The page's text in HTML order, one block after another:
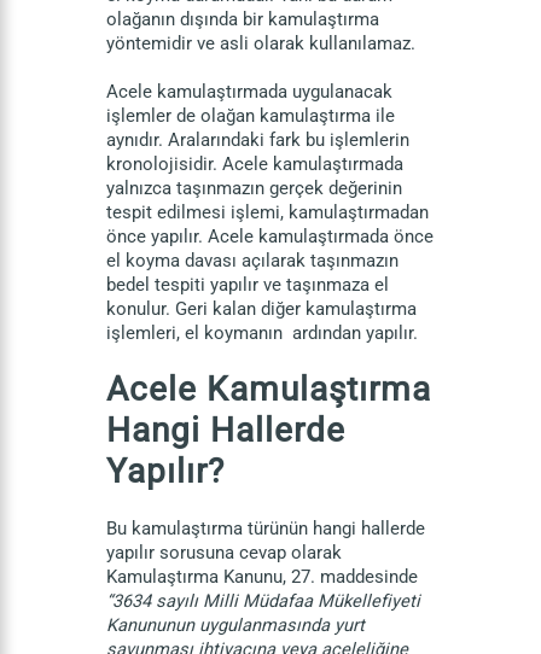
olağanın dışında bir kamulaştırma
yöntemidir ve asli olarak kullanılamaz.
Acele kamulaştırmada uygulanacak
işlemler de olağan kamulaştırma ile
aynıdır. Aralarındaki fark bu işlemlerin
kronolojisidir. Acele kamulaştırmada
yalnızca taşınmazın gerçek değerinin
tespit edilmesi işlemi, kamulaştırmadan
önce yapılır. Acele kamulaştırmada önce
el koyma davası açılarak taşınmazın
bedel tespiti yapılır ve taşınmaza el
konulur. Geri kalan diğer kamulaştırma
işlemleri, el koymanın ardından yapılır.
Acele Kamulaştırma
Hangi Hallerde
Yapılır?
Bu kamulaştırma türünün hangi hallerde
yapılır sorusuna cevap olarak
Kamulaştırma Kanunu, 27. maddesinde
“3634 sayılı Milli Müdafaa Mükellefiyeti
Kanununun uygulanmasında yurt
savunması ihtiyacına veya aceleliğine